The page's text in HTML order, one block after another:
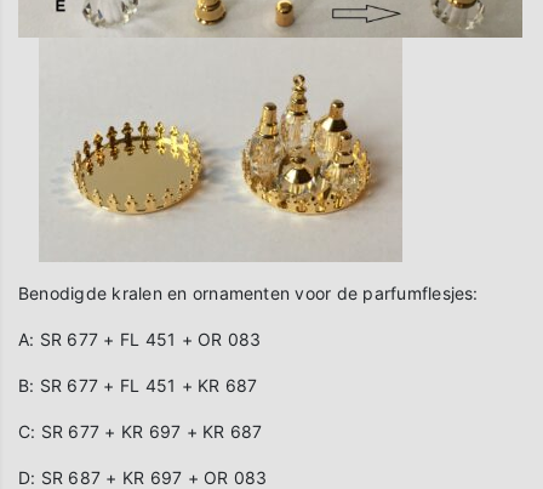
Benodigde kralen en ornamenten voor de parfumflesjes:
A: SR 677 + FL 451 + OR 083
B: SR 677 + FL 451 + KR 687
C: SR 677 + KR 697 + KR 687
D: SR 687 + KR 697 + OR 083